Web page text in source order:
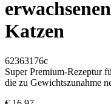
Katzen
62363176c
Super Premium-Rezeptur
die zu Gewichtszunahme